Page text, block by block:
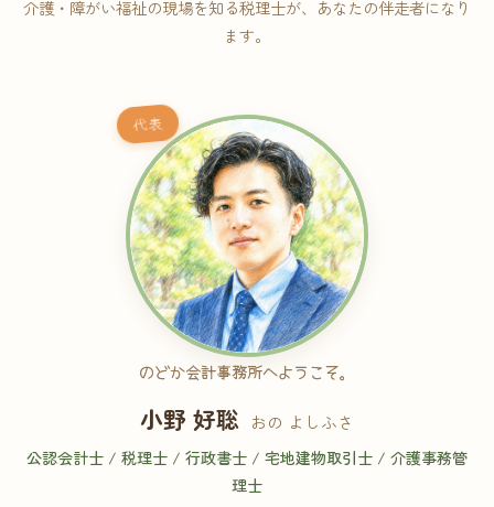
介護・障がい福祉の現場を知る税理士が、あなたの伴走者になり
ます。
代表
のどか会計事務所へようこそ。
小野 好聡 おの よしふさ
公認会計士 / 税理士 / 行政書士 / 宅地建物取引士 / 介護事務管
理士